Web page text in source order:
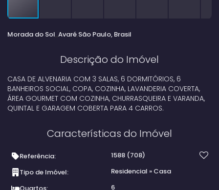
Morada do Sol Avaré São Paulo, Brasil
Descrição do Imóvel
CASA DE ALVENARIA COM 3 SALAS, 6 DORMITÓRIOS, 6
BANHEIROS SOCIAL, COPA, COZINHA, LAVANDERIA COVERTA,
ÁREA GOURMET COM COZINHA, CHURRASQUEIRA E VARANDA,
QUINTAL E GARAGEM COBERTA PARA 4 CARROS.
Características do Imóvel
Referência: 1588 (708)
Tipo de Imóvel:
Residencial » Casa
6